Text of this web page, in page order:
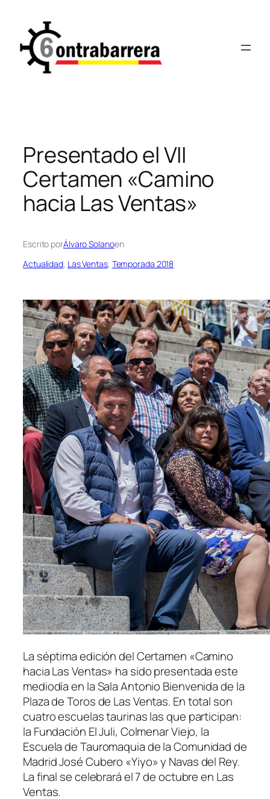
contenido
Presentado el VII
Certamen «Camino
hacia Las Ventas»
Escrito porÁlvaro Solanoen
Actualidad, Las Ventas, Temporada 2018
La séptima edición del Certamen «Camino
hacia Las Ventas» ha sido presentada este
mediodía en la Sala Antonio Bienvenida de la
Plaza de Toros de Las Ventas. En total son
cuatro escuelas taurinas las que participan:
la Fundación El Juli, Colmenar Viejo, la
Escuela de Tauromaquia de la Comunidad de
Madrid José Cubero «Yiyo» y Navas del Rey.
La final se celebrará el 7 de octubre en Las
Ventas.